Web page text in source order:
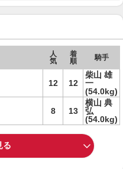
人
気
着
順
騎手
12 12
柴山 雄
一
(54.0kg)
8 13
横山 典
弘
(54.0kg)
る